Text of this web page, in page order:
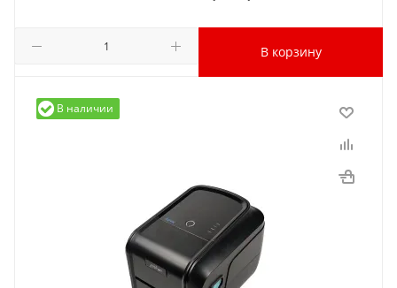
В корзину
В наличии